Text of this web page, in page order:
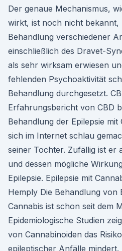
Der genaue Mechanismus,
wirkt, ist noch nicht bekannt,
Behandlung verschiedener
einschließlich des Dravet-
als sehr wirksam erwiesen
fehlenden Psychoaktivität
Behandlung durchgesetzt.
Erfahrungsbericht von CBD
Behandlung der Epilepsie mit
sich im Internet schlau
seiner Tochter. Zufällig ist er
und dessen mögliche
Epilepsie. Epilepsie mit
Hemply Die Behandlung von
Cannabis ist schon seit dem
Epidemiologische Studien
von Cannabinoiden das
epileptischer Anfälle mindert.